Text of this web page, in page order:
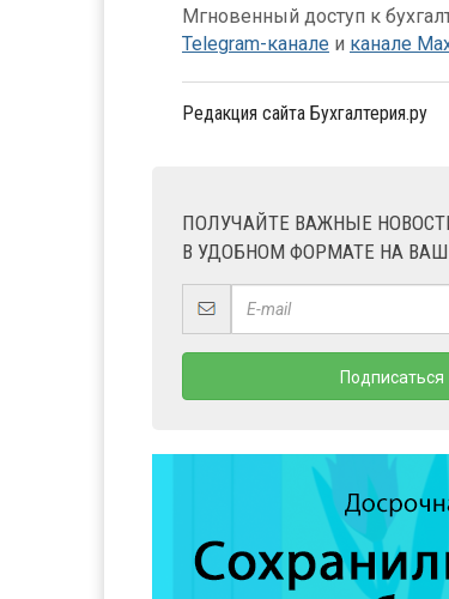
Мгновенный доступ к
Telegram-канале и канале
Редакция сайта Бухгалтерия.ру
ПОЛУЧАЙТЕ ВАЖНЫЕ
В УДОБНОМ ФОРМАТЕ НА